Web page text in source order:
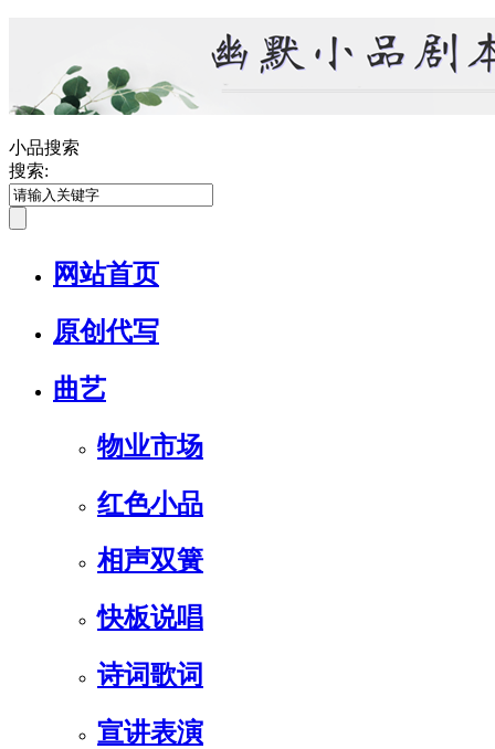
小品搜索
搜索:
网站首页
原创代写
曲艺
物业市场
红色小品
相声双簧
快板说唱
诗词歌词
宣讲表演